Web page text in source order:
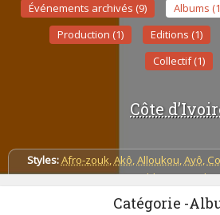
Événements archivés (9)
Albums
Production (1)
Editions (1)
Collectif (1)
Côte
Styles:Afro-zouk,Akô,Alloukou,Ayô,
Zoblazo,Zouglou
Catégorie -